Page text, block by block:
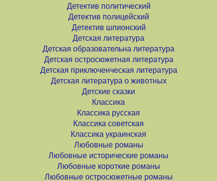
Детектив политический
Детектив полицейский
Детектив шпионский
Детская литература
Детская образовательна литература
Детская остросюжетная литература
Детская приключенческая литература
Детская литература о животных
Детские сказки
Классика
Классика русская
Классика советская
Классика украинская
Любовные романы
Любовные исторические романы
Любовные короткие романы
Любовные остросюжетные романы